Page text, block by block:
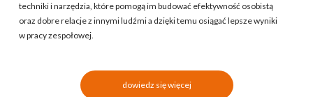
techniki i narzędzia, które pomogą im budować efektywność osobistą
oraz dobre relacje z innymi ludźmi a dzięki temu osiągać lepsze wyniki
w pracy zespołowej.
dowiedz się więcej